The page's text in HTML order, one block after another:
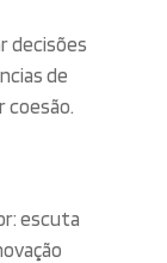
decisões
de
coesão.
escuta